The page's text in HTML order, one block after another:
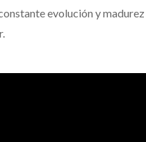
evolución y madurez